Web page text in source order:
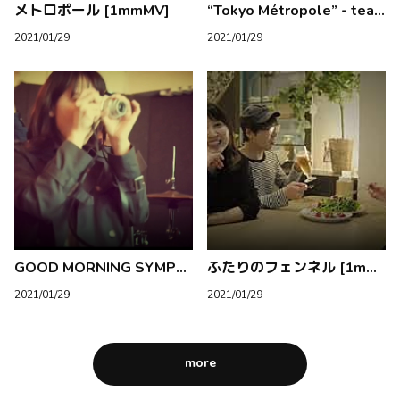
メトロポール [1mmMV]
2021/01/29
“Tokyo Métropole” - teaser
2021/01/29
GOOD MORNING SYMPHONY [1mm MV]
2021/01/29
ふたりのフェンネル [1mm MV]
2021/01/29
more